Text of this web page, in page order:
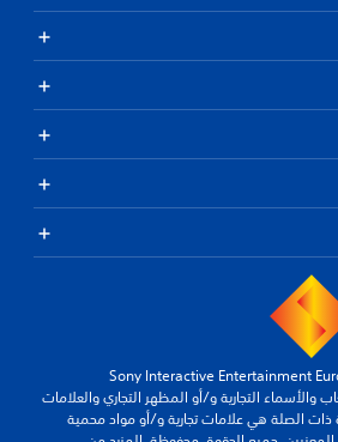
والأسماء التجارية و/أو المظهر التجاري والعلامات
ذات الصلة هي علامات تجارية و/أو مواد محمية